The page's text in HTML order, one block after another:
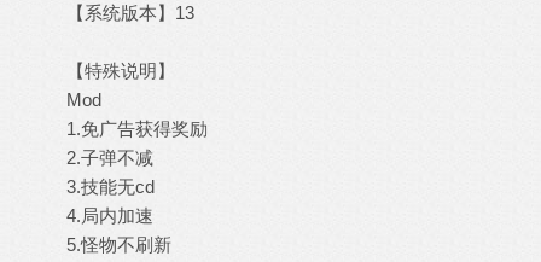
【系统版本】13
【特殊说明】
Mod
1.免广告获得奖励
2.子弹不减
3.技能无cd
4.局内加速
5.怪物不刷新